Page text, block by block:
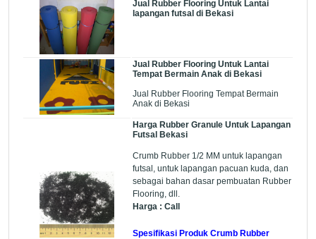
Jual Rubber Flooring Untuk Lantai
lapangan futsal di Bekasi
Jual Rubber Flooring Untuk Lantai
Tempat Bermain Anak di Bekasi
Jual Rubber Flooring Tempat Bermain
Anak di Bekasi
Harga Rubber Granule Untuk Lapangan
Futsal Bekasi
Crumb Rubber 1/2 MM untuk lapangan
futsal, untuk lapangan pacuan kuda, dan
sebagai bahan dasar pembuatan Rubber
Flooring, dll.
Harga : Call
Spesifikasi Produk Crumb Rubber